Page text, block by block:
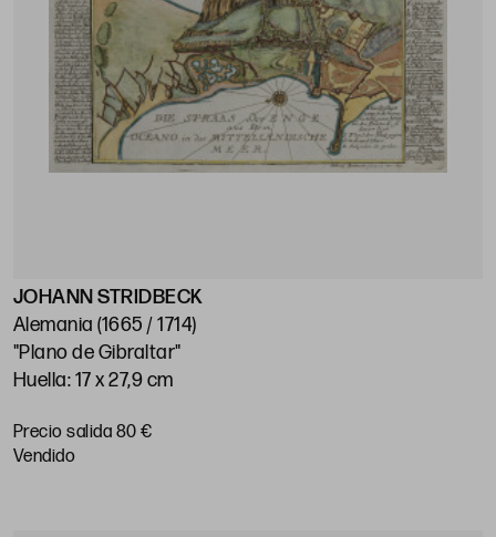
JOHANN STRIDBECK
Alemania (1665 / 1714)
"Plano de Gibraltar"
Huella: 17 x 27,9 cm
Precio salida 80 €
vendido